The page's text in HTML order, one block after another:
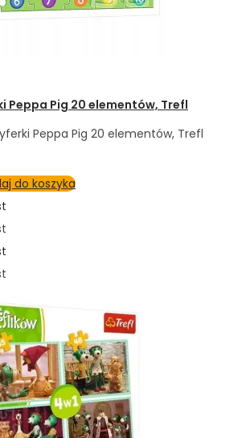
Peppa Pig 20 elementów, Trefl
Peppa Pig 20 elementów, Trefl
do koszyka